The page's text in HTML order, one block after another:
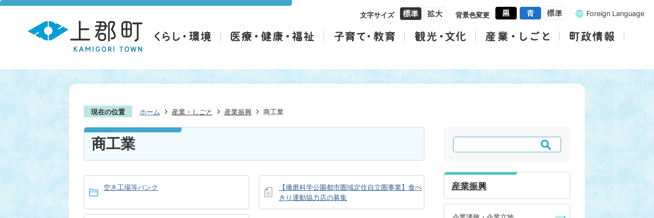
文字サイズ 背景色変更 Foreign Language
現在の位置 ホーム 産業・しごと 産業振興 商工業
商工業
空き工場等バンク
【播磨科学公園都市圏域定住自立圏事業】食べ
きり運動協力店の募集
検
索
産業振興